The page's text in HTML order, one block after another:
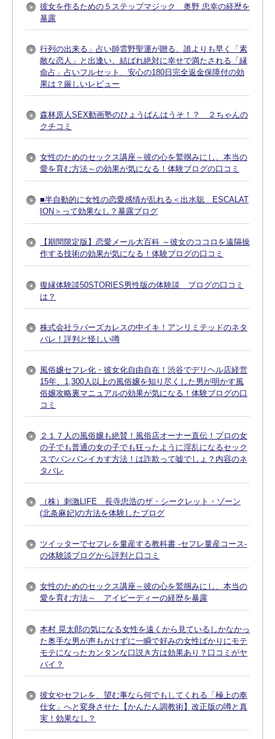
彼女を作るための５ステップマジック 奥野 忠幸の経歴を
暴露
行列の出来る」占い師雲野聖運が贈る、誰よりも早く「素
敵な恋人」と出逢い、結ばれ絶対に幸せで満たされる「縁
命占」占いフルセット、安心の180日完全返金保障付の効
果は？厳しいレビュー
森林原人SEX動画塾のひょうばんはうそ！？ ２ちゃんの
クチコミ
女性のためのセックス講座～彼の心を鷲掴みにし、本当の
愛を育む方法～の効果が気になる！体験ブログの口コミ
■半自動的に女性の恋愛感情が乱れる＜出水聡 ESCALAT
ION＞って効果なし？暴露ブログ
【期間限定版】恋愛メール大百科 ～彼女のココロを遠隔操
作する技術の効果が気になる！体験ブログの口コミ
復縁体験談50STORIES男性版の体験談 ブログの口コミ
は？
株式会社ラバーズカレスの中イキ！アンリミテッドのネタ
バレ！評判と怪しい噂
風俗嬢セフレ化・彼女化自由自在！渋谷でデリヘル店経営
15年、1,300人以上の風俗嬢を知り尽くした男が明かす風
俗嬢攻略裏マニュアルの効果が気になる！体験ブログの口
コミ
２１７人の風俗嬢も絶賛！風俗店オーナー直伝！プロの女
の子でも普通の女の子でも狂ったように淫乱になるセック
スでバンバンイカす方法！は詐欺って嘘でしょ？内容のネ
タバレ
（株）刺激LIFE 長寺忠浩のザ・シークレット・ゾーン
(北条麻妃)の方法を体験したブログ
ツイッターでセフレを量産する教科書 -セフレ量産コース-
の体験談ブログから評判と口コミ
女性のためのセックス講座～彼の心を鷲掴みにし、本当の
愛を育む方法～ アイピーディーの経歴を暴露
本村 晃太郎の気になる女性を遠くから見ているしかなかっ
た奥手な男が声もかけずに一瞬で好みの女性ばかりにモテ
モテになったカンタンな口説き方は効果あり？口コミがヤ
バイ？
彼女やセフレを、望む事なら何でもしてくれる「極上の奉
仕女」へと変身させた【かんたん調教術】改正版の噂と真
実！効果なし？